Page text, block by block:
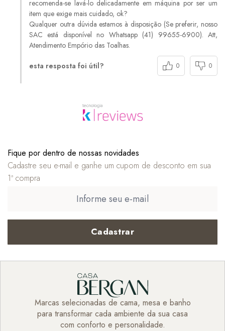
recomenda-se lavá-lo delicadamente em máquina por ser um
item que exige mais cuidado, ok?
Qualquer outra dúvida estamos à disposição (Se preferir, nosso
SAC está disponível no Whatsapp (41) 99655-6900). Att,
Atendimento Empório das Toalhas.
esta resposta foi útil? 0 0
Fique por dentro de nossas novidades
Cadastre seu e-mail e ganhe um cupom de desconto em sua
1ª compra
Cadastrar
Marcas selecionadas de cama, mesa e banho
para transformar cada ambiente da sua casa
com conforto e personalidade.